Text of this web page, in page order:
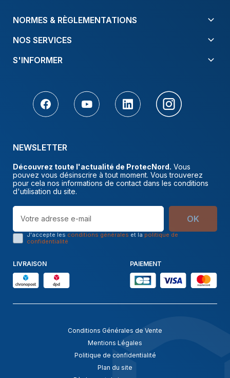
NORMES & RÈGLEMENTATIONS
NOS SERVICES
S'INFORMER
NEWSLETTER
Découvrez toute l'actualité de ProtecNord. Vous
pouvez vous désinscrire à tout moment. Vous trouverez
pour cela nos informations de contact dans les conditions
d'utilisation du site.
OK
J'accepte les conditions générales et la politique de
confidentialité
LIVRAISON PAIEMENT
Conditions Générales de Vente
Mentions Légales
Politique de confidentialité
Plan du site